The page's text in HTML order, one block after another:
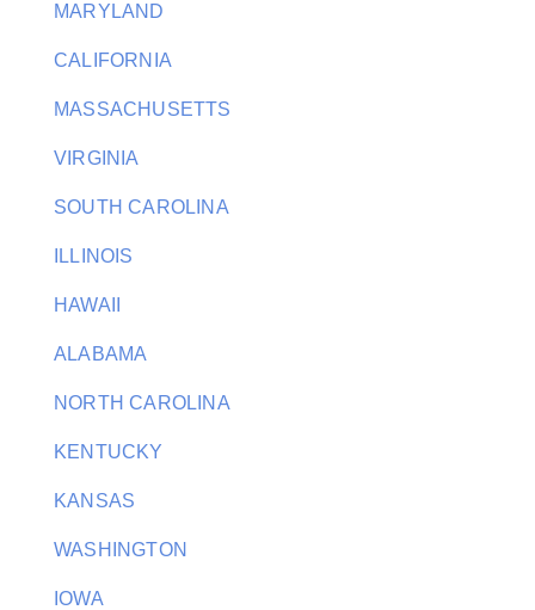
MARYLAND
CALIFORNIA
MASSACHUSETTS
VIRGINIA
SOUTH CAROLINA
ILLINOIS
HAWAII
ALABAMA
NORTH CAROLINA
KENTUCKY
KANSAS
WASHINGTON
IOWA